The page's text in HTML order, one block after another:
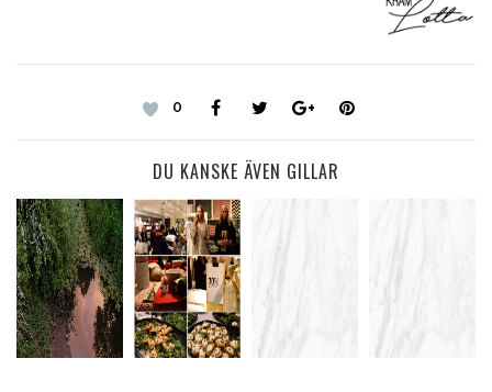
0
DU KANSKE ÄVEN GILLAR